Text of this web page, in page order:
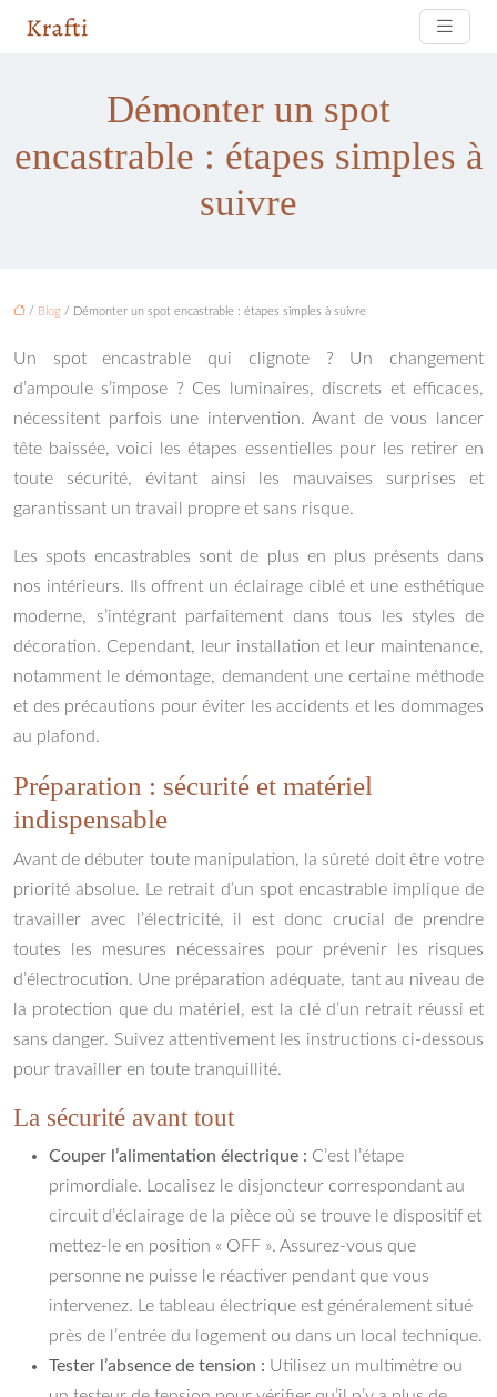
Démonter un spot
encastrable : étapes simples à
suivre
/ Blog / Démonter un spot encastrable : étapes simples à suivre
Un spot encastrable qui clignote ? Un changement
d’ampoule s’impose ? Ces luminaires, discrets et efficaces,
nécessitent parfois une intervention. Avant de vous lancer
tête baissée, voici les étapes essentielles pour les retirer en
toute sécurité, évitant ainsi les mauvaises surprises et
garantissant un travail propre et sans risque.
Les spots encastrables sont de plus en plus présents dans
nos intérieurs. Ils offrent un éclairage ciblé et une esthétique
moderne, s’intégrant parfaitement dans tous les styles de
décoration. Cependant, leur installation et leur maintenance,
notamment le démontage, demandent une certaine méthode
et des précautions pour éviter les accidents et les dommages
au plafond.
Préparation : sécurité et matériel
indispensable
Avant de débuter toute manipulation, la sûreté doit être votre
priorité absolue. Le retrait d’un spot encastrable implique de
travailler avec l’électricité, il est donc crucial de prendre
toutes les mesures nécessaires pour prévenir les risques
d’électrocution. Une préparation adéquate, tant au niveau de
la protection que du matériel, est la clé d’un retrait réussi et
sans danger. Suivez attentivement les instructions ci-dessous
pour travailler en toute tranquillité.
La sécurité avant tout
Couper l’alimentation électrique : C’est l’étape
primordiale. Localisez le disjoncteur correspondant au
circuit d’éclairage de la pièce où se trouve le dispositif et
mettez-le en position « OFF ». Assurez-vous que
personne ne puisse le réactiver pendant que vous
intervenez. Le tableau électrique est généralement situé
près de l’entrée du logement ou dans un local technique.
Tester l’absence de tension : Utilisez un multimètre ou